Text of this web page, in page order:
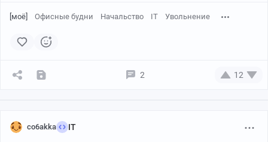
[моё] Офисные будни Начальство IT Увольнение
2 12
co6akka IT